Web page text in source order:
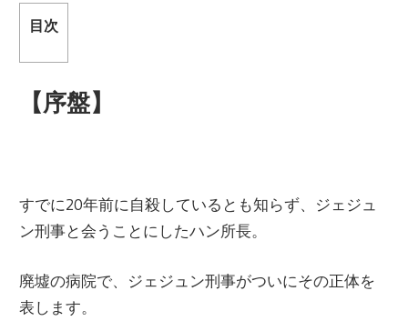
目次
【序盤】
すでに20年前に自殺しているとも知らず、ジェジュ
ン刑事と会うことにしたハン所長。
廃墟の病院で、ジェジュン刑事がついにその正体を
表します。